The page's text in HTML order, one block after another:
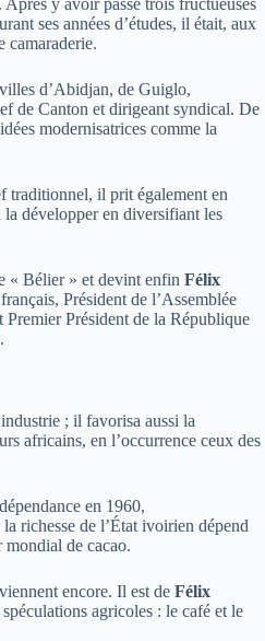
y avoir passé trois fructueuses
ses années d’études, il était, aux
camaraderie.
d’Abidjan, de Guiglo,
de Canton et dirigeant syndical. De
modernisatrices comme la
traditionnel, il prit également en
développer en diversifiant les
« Bélier » et devint enfin Félix
Président de l’Assemblée
Président de la République
; il favorisa aussi la
africains, en l’occurrence ceux des
en 1960,
richesse de l’État ivoirien dépend
de cacao.
encore. Il est de Félix
agricoles : le café et le